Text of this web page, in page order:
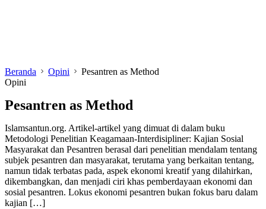
Beranda Opini
Pesantren as Method
Opini
Pesantren as Method
Islamsantun.org. Artikel-artikel yang dimuat di dalam buku
Metodologi Penelitian Keagamaan-Interdisipliner: Kajian Sosial
Masyarakat dan Pesantren berasal dari penelitian mendalam tentang
subjek pesantren dan masyarakat, terutama yang berkaitan tentang,
namun tidak terbatas pada, aspek ekonomi kreatif yang dilahirkan,
dikembangkan, dan menjadi ciri khas pemberdayaan ekonomi dan
sosial pesantren. Lokus ekonomi pesantren bukan fokus baru dalam
kajian […]